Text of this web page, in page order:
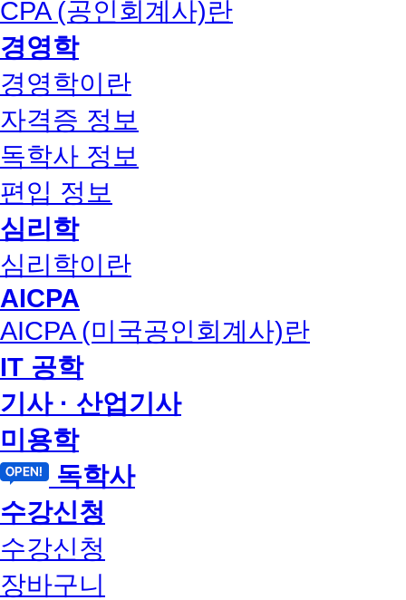
CPA (공인회계사)란
경영학
경영학이란
자격증 정보
독학사 정보
편입 정보
심리학
심리학이란
AICPA
AICPA (미국공인회계사)란
IT 공학
기사 · 산업기사
미용학
독학사
수강신청
수강신청
장바구니